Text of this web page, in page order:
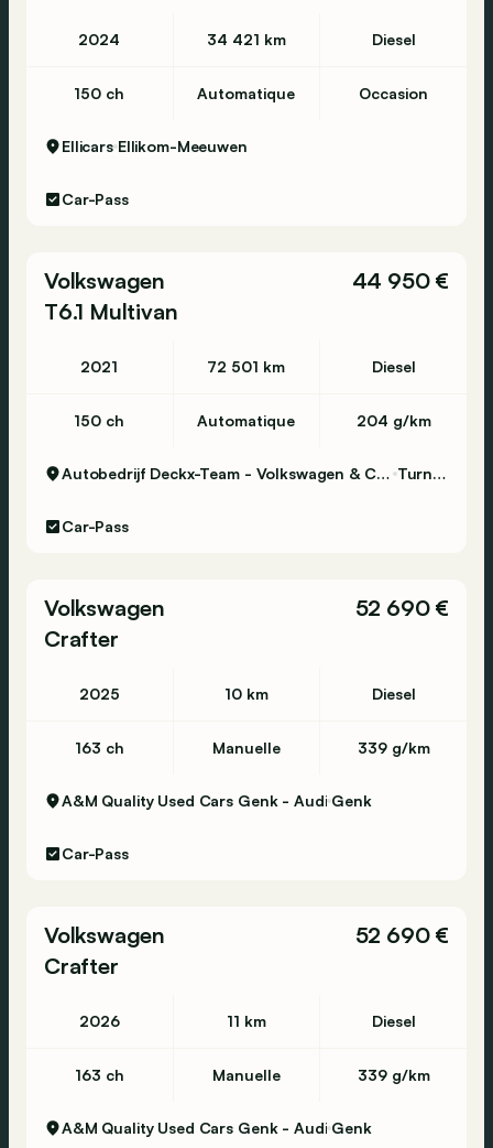
2024 34 421 km Diesel
150 ch Automatique Occasion
Ellicars Ellikom-Meeuwen
Car-Pass
Volkswagen
T6.1 Multivan
44 950 €
2021 72 501 km Diesel
150 ch Automatique 204 g/km
Autobedrijf Deckx-Team - Volkswagen & Commercial Vehicles Turnhout
Car-Pass
Volkswagen
Crafter
52 690 €
2025 10 km Diesel
163 ch Manuelle 339 g/km
A&M Quality Used Cars Genk - Audi Genk
Car-Pass
Volkswagen
Crafter
52 690 €
2026 11 km Diesel
163 ch Manuelle 339 g/km
A&M Quality Used Cars Genk - Audi Genk